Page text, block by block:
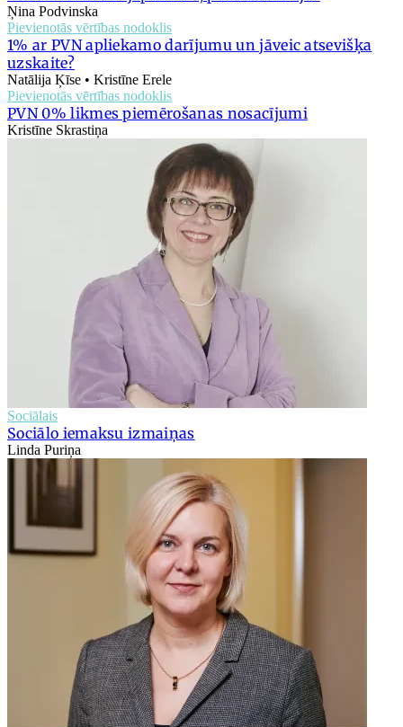
Ņina Podvinska
Pievienotās vērtības nodoklis
1% ar PVN apliekamo darījumu un jāveic atsevišķa
uzskaite?
Natālija Ķīse • Kristīne Erele
Pievienotās vērtības nodoklis
PVN 0% likmes piemērošanas nosacījumi
Kristīne Skrastiņa
Sociālais
Sociālo iemaksu izmaiņas
Linda Puriņa